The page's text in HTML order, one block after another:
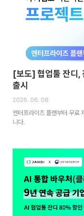
[보도] 협업툴 잔디,
출시
2026. 06. 08
엔터프라이즈 플랜부터 무료
니다.